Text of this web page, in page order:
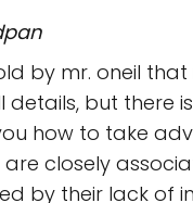
by mr. oneil
details, but there
how to take
are closely
by their lack of